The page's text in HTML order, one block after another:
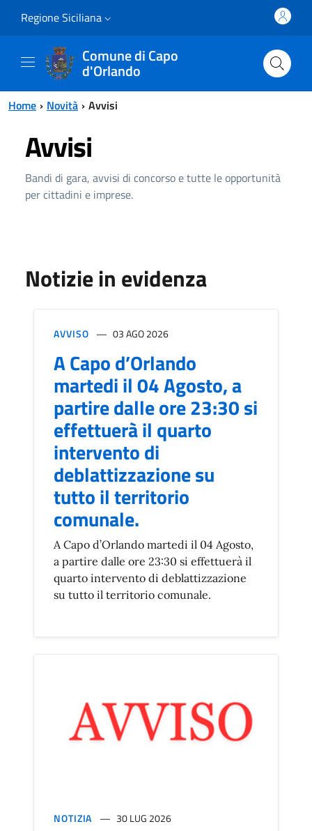
Regione Siciliana
Comune di Capo
d'Orlando
Home Novità Avvisi
Avvisi
Bandi di gara, avvisi di concorso e tutte le opportunità
per cittadini e imprese.
Notizie in evidenza
AVVISO 03 AGO 2026
A Capo d’Orlando
martedi il 04 Agosto, a
partire dalle ore 23:30 si
effettuerà il quarto
intervento di
deblattizzazione su
tutto il territorio
comunale.
A Capo d’Orlando martedi il 04 Agosto,
a partire dalle ore 23:30 si effettuerà il
quarto intervento di deblattizzazione
su tutto il territorio comunale.
NOTIZIA 30 LUG 2026